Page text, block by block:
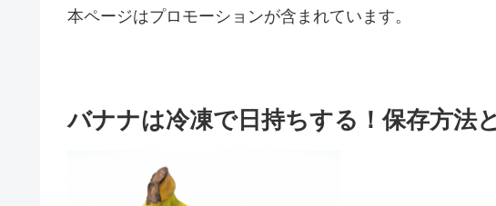
本ページはプロモーションが含まれています。
バナナは冷凍で日持ちする！保存方法